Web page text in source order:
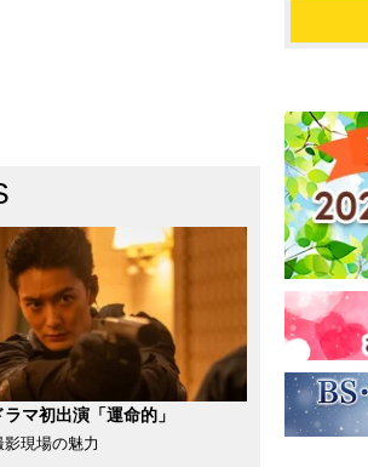
マ初出演「運命的」
影現場の魅力